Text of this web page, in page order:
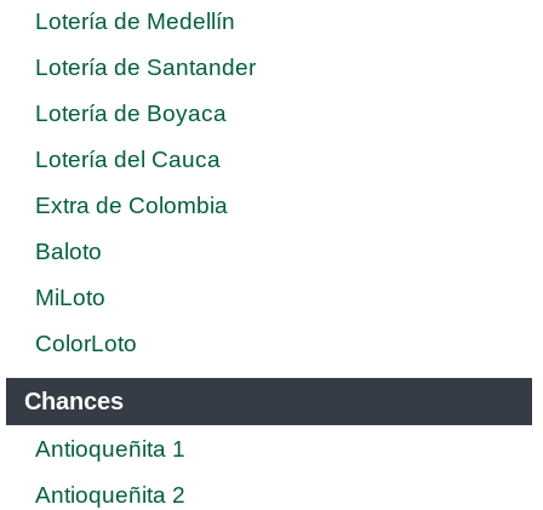
Lotería de Medellín
Lotería de Santander
Lotería de Boyaca
Lotería del Cauca
Extra de Colombia
Baloto
MiLoto
ColorLoto
Chances
Antioqueñita 1
Antioqueñita 2